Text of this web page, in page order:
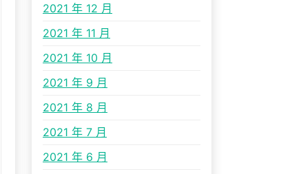
2021 年 12 月
2021 年 11 月
2021 年 10 月
2021 年 9 月
2021 年 8 月
2021 年 7 月
2021 年 6 月